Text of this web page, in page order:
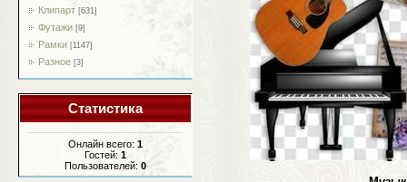
Клипарт [631]
Футажи [9]
Рамки [1147]
Разное [3]
Статистика
Онлайн всего: 1
Гостей: 1
Пользователей: 0